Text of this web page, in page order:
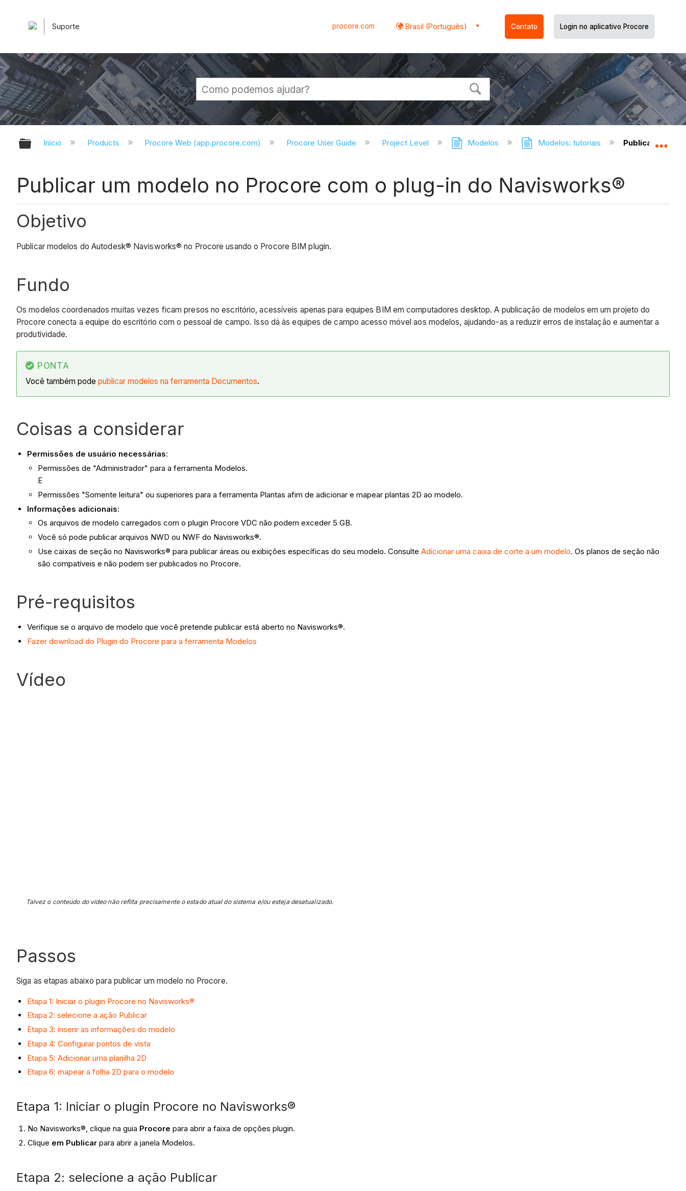
Suporte procore.com Brasil (Português) Contato Login no aplicativo Procore
Expandir/recolher hierarquia global
Início Products Procore Web (app.procore.com) Procore User Guide Project Level Modelos Modelos: tutoriais Publicar um
Publicar um modelo no Procore com o plug-in do Navisworks®
Objetivo
Publicar modelos do Autodesk® Navisworks® no Procore usando o Procore BIM plugin.
Fundo
Os modelos coordenados muitas vezes ficam presos no escritório, acessíveis apenas para equipes BIM em computadores desktop. A publicação de modelos em um projeto do
Procore conecta a equipe do escritório com o pessoal de campo. Isso dá às equipes de campo acesso móvel aos modelos, ajudando-as a reduzir erros de instalação e aumentar a
produtividade.
PONTA
Você também pode publicar modelos na ferramenta Documentos.
Coisas a considerar
Permissões de usuário necessárias:
Permissões de "Administrador" para a ferramenta Modelos.
E
Permissões "Somente leitura" ou superiores para a ferramenta Plantas afim de adicionar e mapear plantas 2D ao modelo.
Informações adicionais:
Os arquivos de modelo carregados com o plugin Procore VDC não podem exceder 5 GB.
Você só pode publicar arquivos NWD ou NWF do Navisworks®.
Use caixas de seção no Navisworks® para publicar áreas ou exibições específicas do seu modelo. Consulte Adicionar uma caixa de corte a um modelo. Os planos de seção não
são compatíveis e não podem ser publicados no Procore.
Pré-requisitos
Verifique se o arquivo de modelo que você pretende publicar está aberto no Navisworks®.
Fazer download do Plugin do Procore para a ferramenta Modelos
Vídeo
Talvez o conteúdo do vídeo não reflita precisamente o estado atual do sistema e/ou esteja desatualizado.
Passos
Siga as etapas abaixo para publicar um modelo no Procore.
Etapa 1: Iniciar o plugin Procore no Navisworks®
Etapa 2: selecione a ação Publicar
Etapa 3: inserir as informações do modelo
Etapa 4: Configurar pontos de vista
Etapa 5: Adicionar uma planilha 2D
Etapa 6: mapear a folha 2D para o modelo
Etapa 1: Iniciar o plugin Procore no Navisworks®
No Navisworks®, clique na guia Procore para abrir a faixa de opções plugin.
Clique em Publicar para abrir a janela Modelos.
Etapa 2: selecione a ação Publicar